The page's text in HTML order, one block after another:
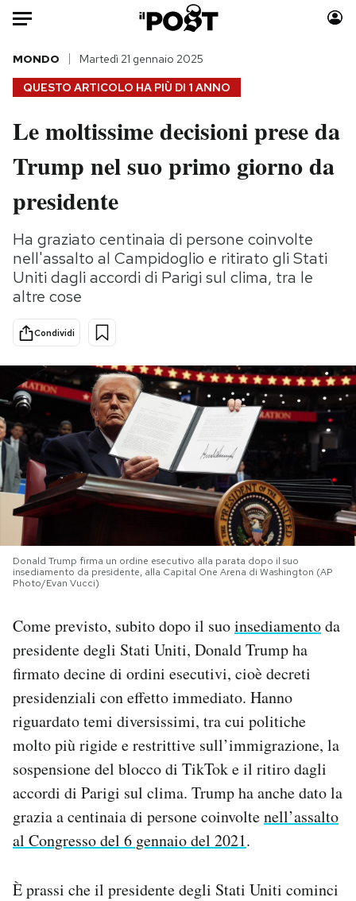
Auto
HOME
Italia
Politica
Tecnologia
Scienza
Cultura
Economia
Sport
Moda
Consumismi
Media
Europa
PODCAST
NEWSLETTER
I MIEI PREFERITI
SHOP
AREA PERSONALE
Area Personale
Newsletter
Notifiche mobile
Regala il Post
Hai bisogno di aiuto?
Esci
QUESTO ARTICOLO HA PIÙ DI 1 ANNO
MONDO Martedì 21 gennaio 2025
Le moltissime decisioni prese da
Trump nel suo primo giorno da
presidente
Ha graziato centinaia di persone coinvolte
nell'assalto al Campidoglio e ritirato gli Stati
Uniti dagli accordi di Parigi sul clima, tra le
altre cose
Condividi
Donald Trump firma un ordine esecutivo alla parata dopo il suo
insediamento da presidente, alla Capital One Arena di Washington (AP
Photo/Evan Vucci)
Come previsto, subito dopo il suoinsediamentoda
presidente degli Stati Uniti, Donald Trump ha
firmato decine di ordini esecutivi, cioè decreti
presidenziali con effetto immediato. Hanno
riguardato temi diversissimi, tra cui politiche
molto più rigide e restrittive sull’immigrazione, la
sospensione del blocco di TikTok e il ritiro dagli
accordi di Parigi sul clima. Trump ha anche dato la
grazia a centinaia di persone coinvoltenell’assalto
al Congresso del 6 gennaio del 2021.
È prassi che il presidente degli Stati Uniti cominci